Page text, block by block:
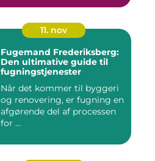
11. nov
Fugemand Frederiksberg:
Den ultimative guide til
fugningstjenester
Når det kommer til byggeri
og renovering, er fugning en
afgørende del af processen
for ...